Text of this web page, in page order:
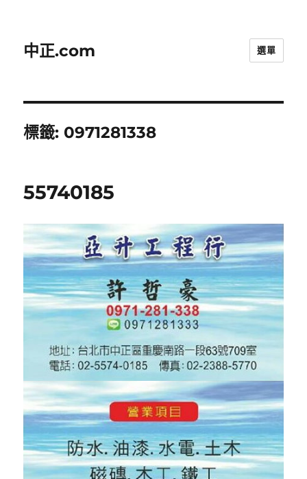
中正.com 選單
標籤: 0971281338
55740185